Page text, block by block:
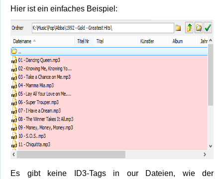
Hier ist ein einfaches Beispiel:
Es gibt keine ID3-Tags in our Dateien, wie der